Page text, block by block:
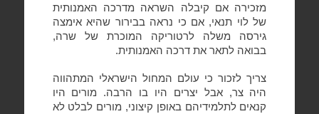
מזכירה אם קיבלה השראה מדרכה האמנותית
של לוי תנאי, אם כי נראה בבירור שהיא אימצה
גירסה משלה לרטוריקה המוכרת של שרה,
בבואה לתאר את דרכה האמנותית.
צריך לזכור כי עולם המחול הישראלי המתהווה
היה צר, אבל יצרים היו בו הרבה. מורים היו
קנאים לתלמידיהם באופן קיצוני, מורים לבלט לא